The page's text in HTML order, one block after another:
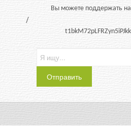
Вы можете поддержать